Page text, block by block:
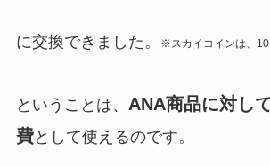
に交換できました。 ※スカイコインは、10
ということは、 ANA商品に対し
費として使えるのです。